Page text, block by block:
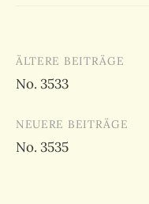
Beitragsnavigation
ÄLTERE BEITRÄGE
No. 3533
NEUERE BEITRÄGE
No. 3535